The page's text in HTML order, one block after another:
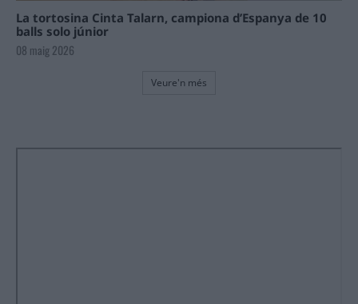
La tortosina Cinta Talarn, campiona d’Espanya de 10
balls solo júnior
08 maig 2026
Veure'n més